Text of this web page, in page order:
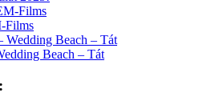
Films
Beach – Tát